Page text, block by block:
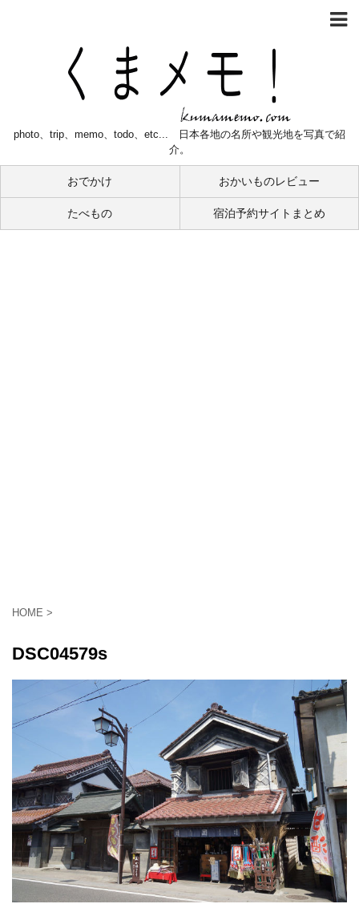
photo、trip、memo、todo、etc... 日本各地の名所や観光地を写真で紹
介。
おでかけ おかいものレビュー
たべもの 宿泊予約サイトまとめ
HOME >
DSC04579s